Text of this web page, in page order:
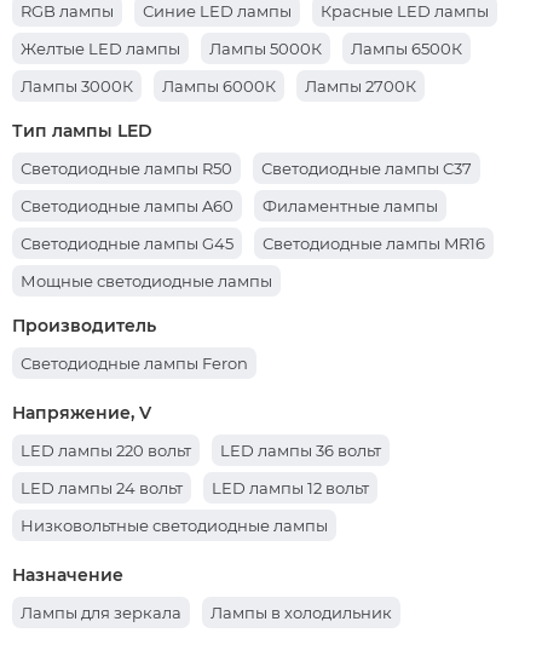
RGB лампы
Синие LED лампы
Красные LED лампы
Желтые LED лампы
Лампы 5000К
Лампы 6500К
Лампы 3000К
Лампы 6000К
Лампы 2700К
Лампы 6400К
Тип лампы LED
Светодиодные лампы R50
Светодиодные лампы C37
Светодиодные лампы A60
Филаментные лампы
Светодиодные лампы G45
Светодиодные лампы MR16
Мощные светодиодные лампы
Светодиодные лампы T8 G13
Производитель
Светодиодные лампы Feron
Напряжение, V
LED лампы 220 вольт
LED лампы 36 вольт
LED лампы 24 вольт
LED лампы 12 вольт
Низковольтные светодиодные лампы
Назначение
Лампы для зеркала Лампы в холодильник